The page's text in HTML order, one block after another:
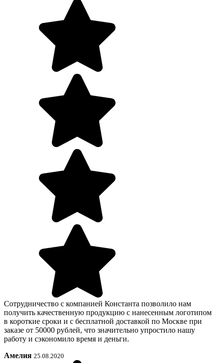
Сотрудничество с компанией Константа позволило нам
получить качественную продукцию с нанесенным логотипом
в короткие сроки и с бесплатной доставкой по Москве при
заказе от 50000 рублей, что значительно упростило нашу
работу и сэкономило время и деньги.
Амелия 25.08.2020